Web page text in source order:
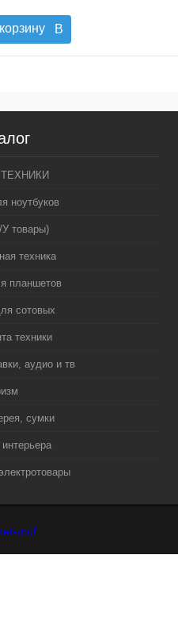
В
ноутбуков
товары)
техника
планшетов
сотовых
техники
аудио и тв
сумки